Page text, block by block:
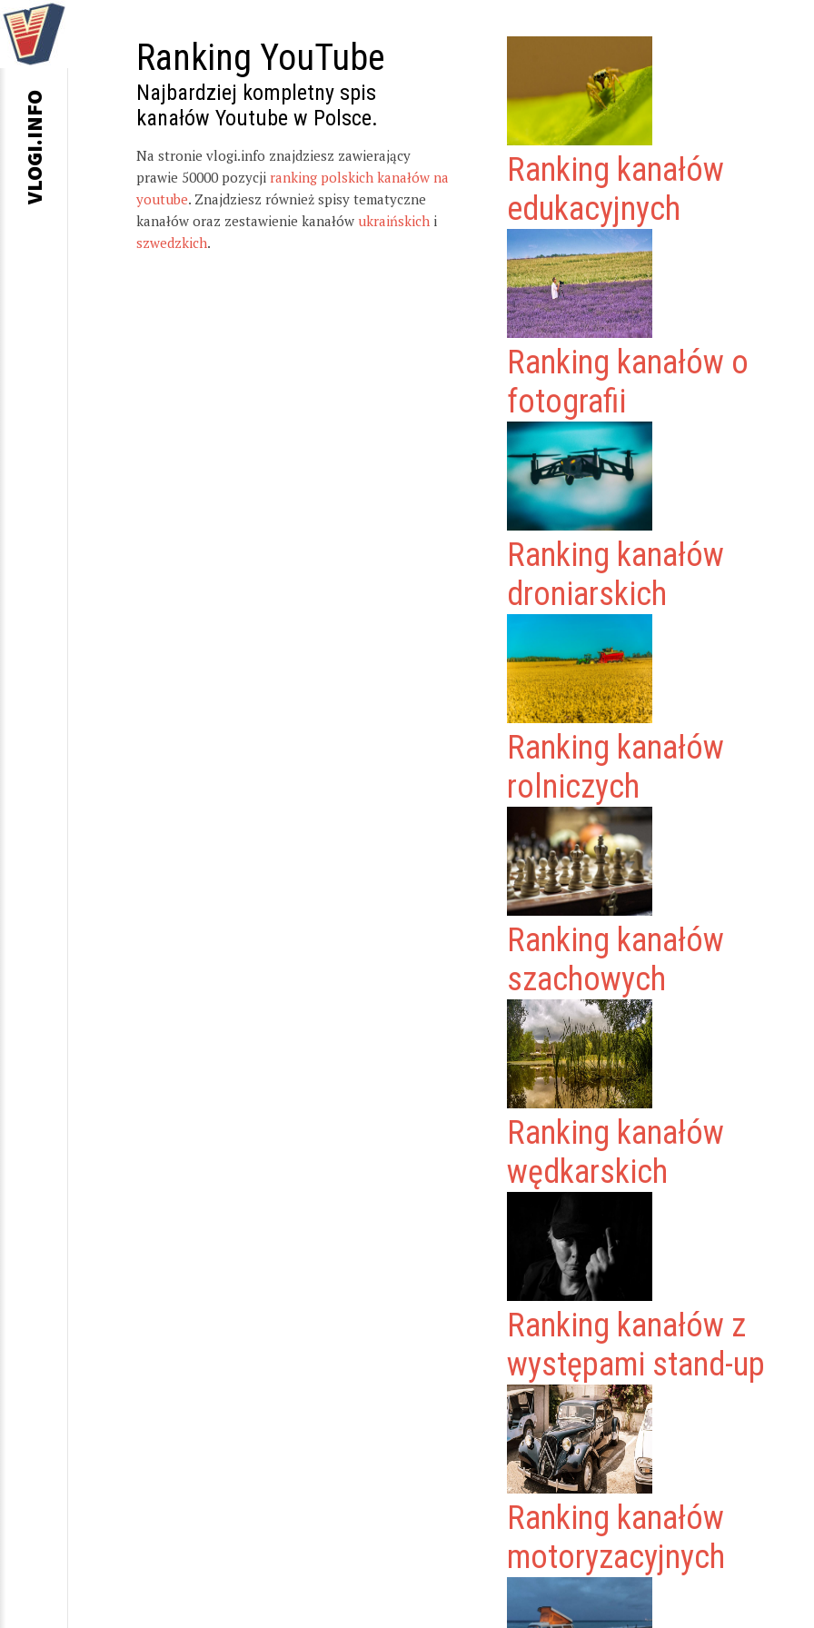
Ranking YouTube
Najbardziej kompletny spis
kanałów Youtube w Polsce.
Na stronie vlogi.info znajdziesz zawierający
prawie 50000 pozycji ranking polskich kanałów na
youtube. Znajdziesz również spisy tematyczne
kanałów oraz zestawienie kanałów ukraińskich i
szwedzkich.
Ranking kanałów
edukacyjnych
Ranking kanałów o
fotografii
Ranking kanałów
droniarskich
Ranking kanałów
rolniczych
Ranking kanałów
szachowych
Ranking kanałów
wędkarskich
Ranking kanałów z
występami stand-up
Ranking kanałów
motoryzacyjnych
VLOGI.INFO